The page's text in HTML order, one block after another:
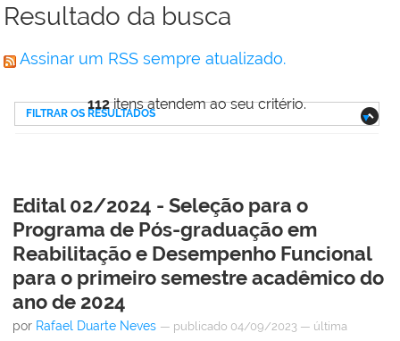
Resultado da busca
Assinar um RSS sempre atualizado.
112itens atendem ao seu critério.
FILTRAR OS RESULTADOS
Edital 02/2024 - Seleção para o
Programa de Pós-graduação em
Reabilitação e Desempenho Funcional
para o primeiro semestre acadêmico do
ano de 2024
por Rafael Duarte Neves — publicado 04/09/2023 — última